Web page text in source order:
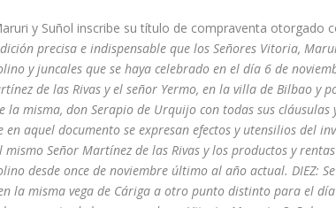
y Suñol inscribe su tí­tulo de compra­venta otorgado
precisa e indispensable que los Señores Vitoria,
y juncales que se haya celebrado en el dí­a 6 de
de las Rivas y el señor Yermo, en la villa de Bilbao y
misma, don Serapio de Urquijo con todas sus cláusulas
en aquel documento se expresan efectos y utensilios del
Señor Martí­nez de las Rivas y los productos y
desde once de noviembre último al año actual. DIEZ:
la misma vega de Cáriga a otro punto distinto para el